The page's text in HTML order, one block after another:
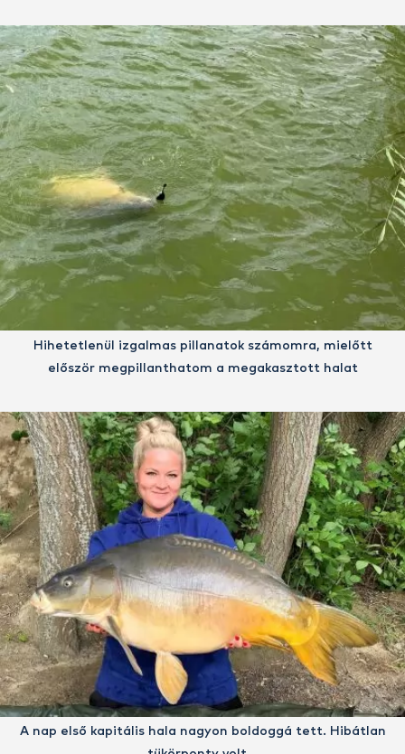
Hihetetlenül izgalmas pillanatok számomra, mielőtt
először megpillanthatom a megakasztott halat
A nap első kapitális hala nagyon boldoggá tett. Hibátlan